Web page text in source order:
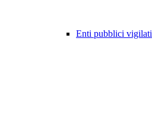
Enti pubblici vigilati